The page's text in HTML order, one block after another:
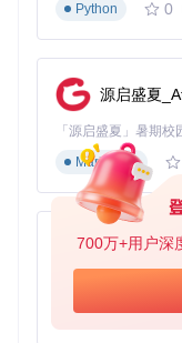
700万+用户深
安装依赖包：
启动工具：
Windows用户
macOS/Linux
：运
Python
0
源启盛夏
Markdown
py-xiaozhi
Python
0